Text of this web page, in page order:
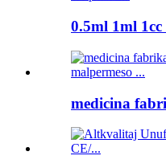
0.5ml 1ml 1cc
medicina